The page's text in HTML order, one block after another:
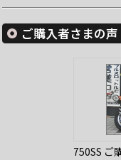
ご購入者さまの声
750SS ご